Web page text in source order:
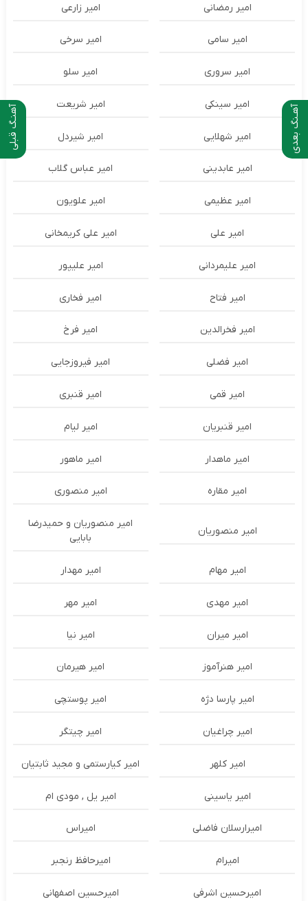
آهنـگ قبلی آهـنگ بعدی
امیر رمضانی امیر زارعی
امیر سامی امیر سرخی
امیر سروری امیر سلو
امیر سینکی امیر شریعت
امیر شهلایی امیر شیردل
امیر عابدینی امیر عباس گلاب
امیر عظیمی امیر علویون
امیر علی امیر علی کریمخانی
امیر علیمردانی امیر علیپور
امیر فتاح امیر فخاری
امیر فخرالدین امیر فرخ
امیر فضلی امیر فیروزجایی
امیر قمی امیر قنبری
امیر قنبریان امیر لیام
امیر ماهدار امیر ماهور
امیر مقاره امیر منصوری
امیر منصوریان
امیر منصوریان و حمیدرضا
بابایی
امیر مهام امیر مهدار
امیر مهدی امیر مهر
امیر میران امیر نیا
امیر هنرآموز امیر هیرمان
امیر پارسا دژه امیر پوستچی
امیر چراغیان امیر چیتگر
امیر کلهر امیر کیارستمی و مجید ثابتیان
امیر یاسینی امیر یل , مودی ام
امیرارسلان فاضلی امیراس
امیرام امیرحافظ رنجبر
امیرحسین اشرفی امیرحسین اصفهانی